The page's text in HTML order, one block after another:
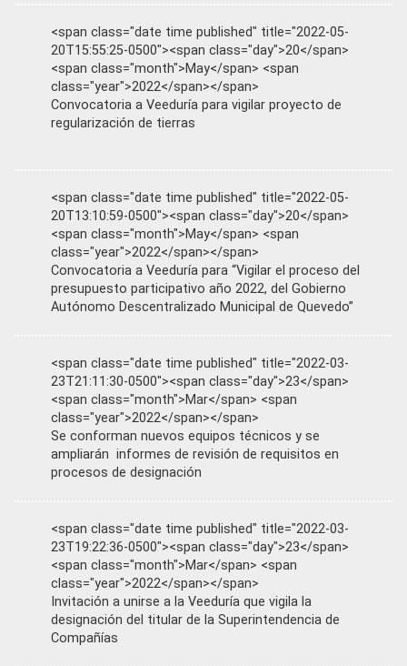
<span class="date time published" title="2022-05-
20T15:55:25-0500"><span class="day">20</span>
<span class="month">May</span> <span
class="year">2022</span></span>
Convocatoria a Veeduría para vigilar proyecto de
regularización de tierras
<span class="date time published" title="2022-05-
20T13:10:59-0500"><span class="day">20</span>
<span class="month">May</span> <span
class="year">2022</span></span>
Convocatoria a Veeduría para “Vigilar el proceso del
presupuesto participativo año 2022, del Gobierno
Autónomo Descentralizado Municipal de Quevedo”
<span class="date time published" title="2022-03-
23T21:11:30-0500"><span class="day">23</span>
<span class="month">Mar</span> <span
class="year">2022</span></span>
Se conforman nuevos equipos técnicos y se
ampliarán informes de revisión de requisitos en
procesos de designación
<span class="date time published" title="2022-03-
23T19:22:36-0500"><span class="day">23</span>
<span class="month">Mar</span> <span
class="year">2022</span></span>
Invitación a unirse a la Veeduría que vigila la
designación del titular de la Superintendencia de
Compañías